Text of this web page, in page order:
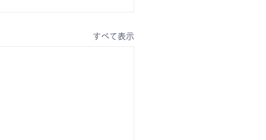
すべて表示